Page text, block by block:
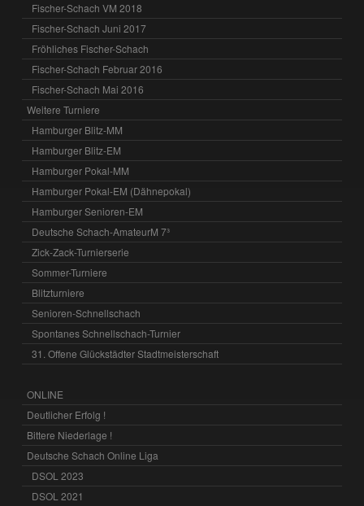
Fischer-Schach VM 2018
Fischer-Schach Juni 2017
Fröhliches Fischer-Schach
Fischer-Schach Februar 2016
Fischer-Schach Mai 2016
Weitere Turniere
Hamburger Blitz-MM
Hamburger Blitz-EM
Hamburger Pokal-MM
Hamburger Pokal-EM (Dähnepokal)
Hamburger Senioren-EM
Deutsche Schach-AmateurM 7³
Zick-Zack-Turnierserie
Sommer-Turniere
Blitzturniere
Senioren-Schnellschach
Spontanes Schnellschach-Turnier
31. Offene Glückstädter Stadtmeisterschaft
ONLINE
Deutlicher Erfolg !
Bittere Niederlage !
Deutsche Schach Online Liga
DSOL 2023
DSOL 2021